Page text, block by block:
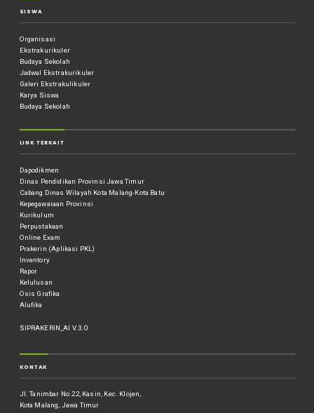
SISWA
Organisasi
Ekstrakurikuler
Budaya Sekolah
Jadwal Ekstrakurikuler
Galeri Ekstrakulikuler
Karya Siswa
Budaya Sekolah
LINK TERKAIT
Dapodikmen
Dinas Pendidikan Provinsi Jawa Timur
Cabang Dinas Wilayah Kota Malang-Kota Batu
Kepegawaiaan Provinsi
Kurikulum
Perpustakaan
Online Exam
Prakerin (Aplikasi PKL)
Inventory
Rapor
Kelulusan
Osis Grafika
Alufika
SIPRAKERIN_AI V.3.0
KONTAK
Jl. Tanimbar No.22, Kasin, Kec. Klojen,
Kota Malang, Jawa Timur